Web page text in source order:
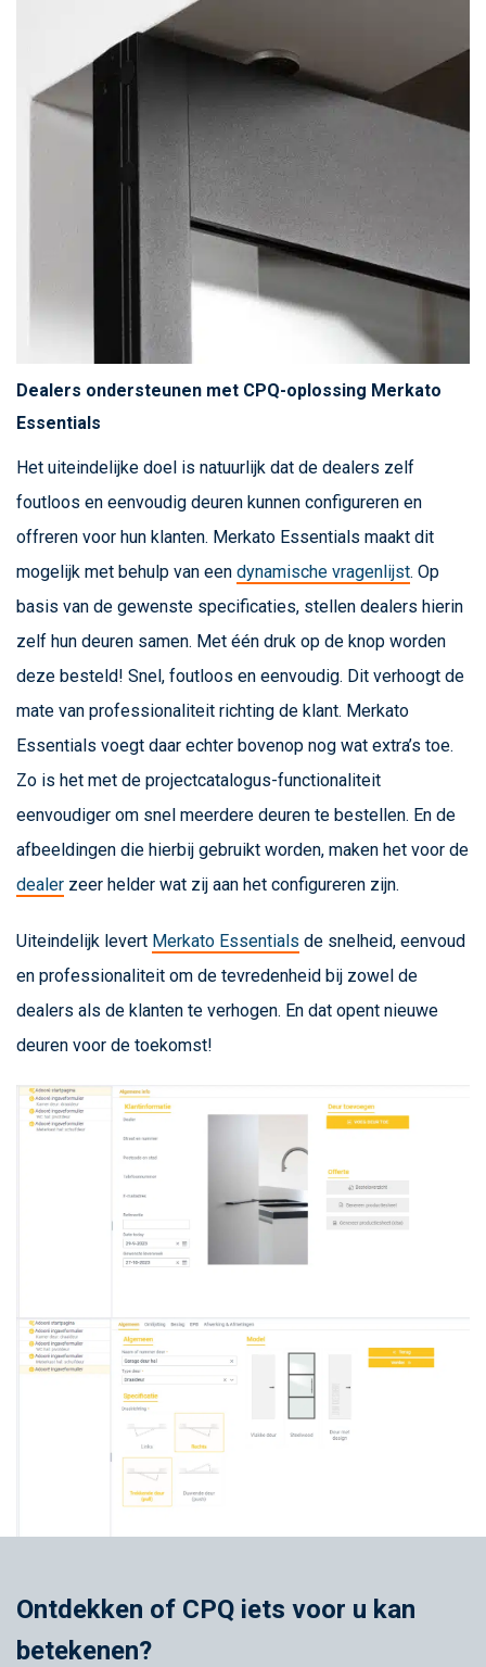
Dealers ondersteunen met CPQ-oplossing Merkato
Essentials
Het uiteindelijke doel is natuurlijk dat de dealers zelf
foutloos en eenvoudig deuren kunnen configureren en
offreren voor hun klanten. Merkato Essentials maakt dit
mogelijk met behulp van een dynamische vragenlijst. Op
basis van de gewenste specificaties, stellen dealers hierin
zelf hun deuren samen. Met één druk op de knop worden
deze besteld! Snel, foutloos en eenvoudig. Dit verhoogt de
mate van professionaliteit richting de klant. Merkato
Essentials voegt daar echter bovenop nog wat extra’s toe.
Zo is het met de projectcatalogus-functionaliteit
eenvoudiger om snel meerdere deuren te bestellen. En de
afbeeldingen die hierbij gebruikt worden, maken het voor de
dealer zeer helder wat zij aan het configureren zijn.
Uiteindelijk levert Merkato Essentials de snelheid, eenvoud
en professionaliteit om de tevredenheid bij zowel de
dealers als de klanten te verhogen. En dat opent nieuwe
deuren voor de toekomst!
Ontdekken of CPQ iets voor u kan
betekenen?